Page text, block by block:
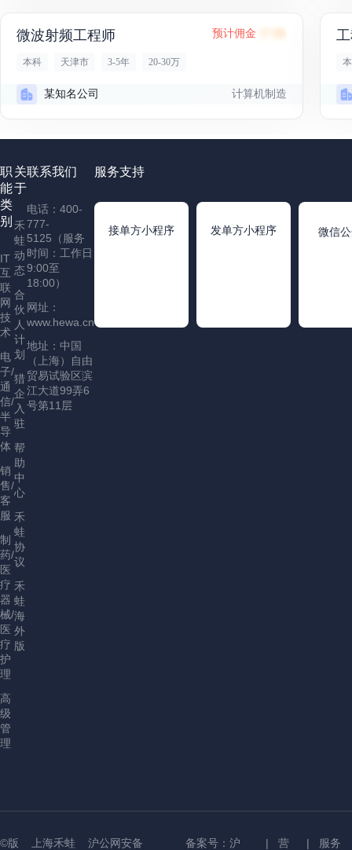
微波射频工程师 预计佣金
本科 天津市 3-5年 20-30万
某知名公司 计算机制造
职
能
类
别
IT
互
联
网
技
术
电
子/
通
信/
半
导
体
销
售/
客
服
制
药/
医
疗
器
械/
医
疗
护
理
高
级
管
理
关
于
禾
蛙
动
态
合
伙
人
计
划
猎
企
入
驻
帮
助
中
心
禾
蛙
协
议
禾
蛙
海
外
版
联系我们
电话：400-
777-
5125（服务
时间：工作日
9:00至
18:00）
网址：
www.hewa.cn
地址：中国
（上海）自由
贸易试验区滨
江大道99弄6
号第11层
服务支持
接单方小程序 发单方小程序 微信
©版
上海禾蛙
沪公网安备
备案号：沪
|
营
|
服务